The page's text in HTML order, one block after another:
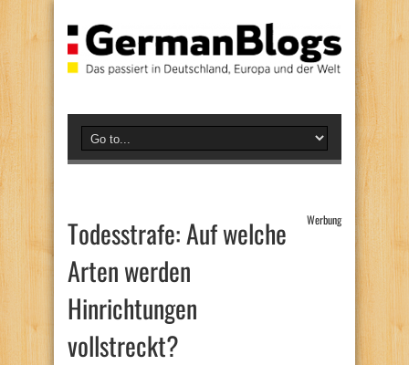
Todesstrafe: Auf welche
Arten werden
Hinrichtungen
vollstreckt?
Werbung